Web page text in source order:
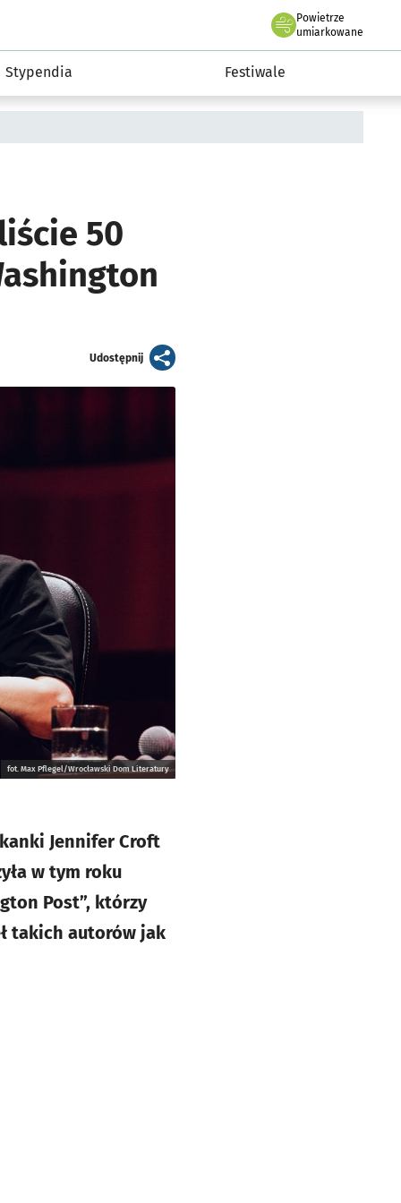
Powietrze
we Wrocławiu
umiarkowane
Stypendia Festiwale
50
Udostępnijartykuł
fot. Max Pflegel/Wrocławski Dom Literatury
Jennifer Croft
w tym roku
Post”, którzy
takich autorów jak